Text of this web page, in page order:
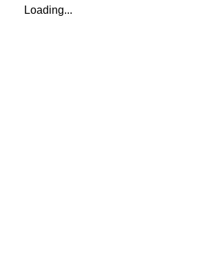
Loading...